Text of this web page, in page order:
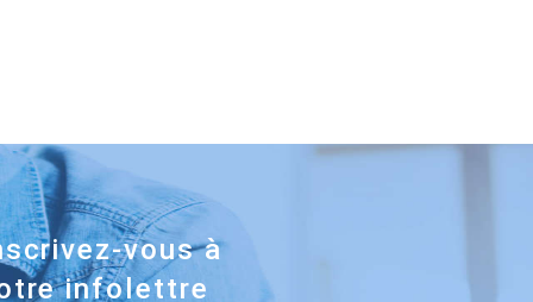
vous à
infolettre